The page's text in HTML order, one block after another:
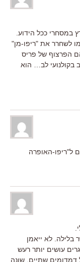
במסחרי ככל הידוע.
לשחרר את "ריפו-מן"
הפרצוף של פריס
בקולנועי לב… הוא
ל"ריפו-האופרה
בלילה. לא ייאמן
עושים יותר רעש
דמדומים שתיים. שונה